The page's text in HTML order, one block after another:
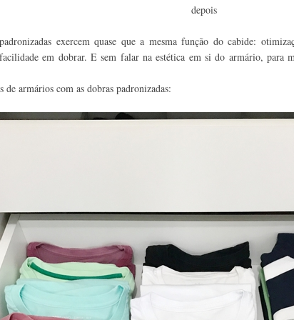
depois
exercem quase que a mesma função do cabide:
em dobrar. E sem falar na estética em si do armário, para
de armários com as dobras padronizadas: